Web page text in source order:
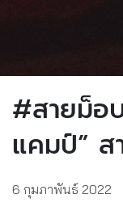
#สายม็อ
แคมป์” ส
6 กุมภาพันธ์ 2022